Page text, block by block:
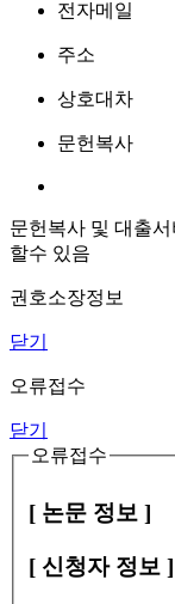
전자메일
주소
상호대차
문헌복사
문헌복사 및 대출
할수 있음
권호소장정보
닫기
오류접수
닫기
오류접수
[ 논문 정보 ]
[ 신청자 정보 ]